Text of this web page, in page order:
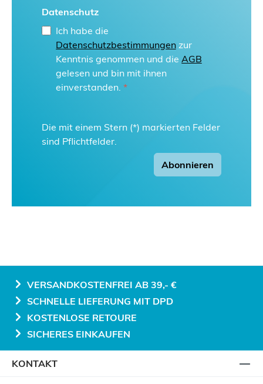
Datenschutz
Ich habe die
Datenschutzbestimmungen zur
Kenntnis genommen und die AGB
gelesen und bin mit ihnen
einverstanden. *
Die mit einem Stern (*) markierten Felder
sind Pflichtfelder.
Abonnieren
VERSANDKOSTENFREI AB 39,- €
SCHNELLE LIEFERUNG MIT DPD
KOSTENLOSE RETOURE
SICHERES EINKAUFEN
KONTAKT